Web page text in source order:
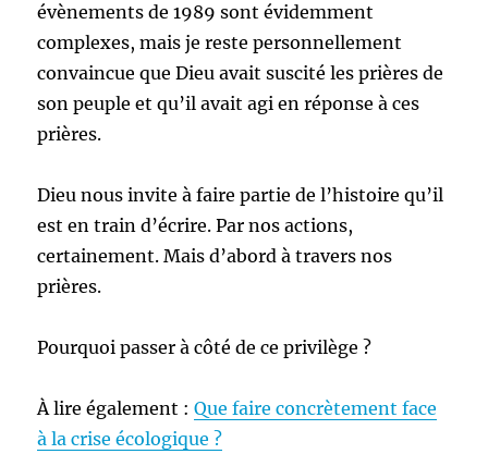
évènements de 1989 sont évidemment
complexes, mais je reste personnellement
convaincue que Dieu avait suscité les prières de
son peuple et qu’il avait agi en réponse à ces
prières.
Dieu nous invite à faire partie de l’histoire qu’il
est en train d’écrire. Par nos actions,
certainement. Mais d’abord à travers nos
prières.
Pourquoi passer à côté de ce privilège ?
À lire également :Que faire concrètement face
à la crise écologique ?